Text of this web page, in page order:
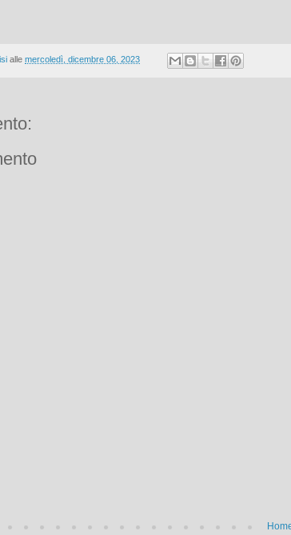
alle mercoledì, dicembre 06, 2023